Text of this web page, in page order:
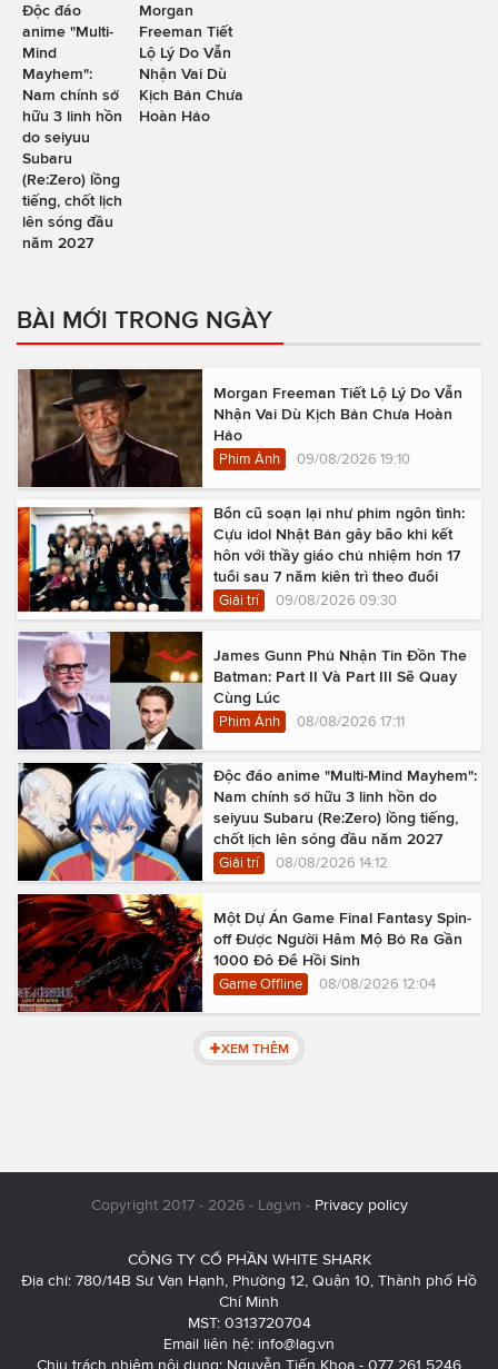
Độc đáo
anime "Multi-
Mind
Mayhem":
Nam chính sở
hữu 3 linh hồn
do seiyuu
Subaru
(Re:Zero) lồng
tiếng, chốt lịch
lên sóng đầu
năm 2027
Morgan
Freeman Tiết
Lộ Lý Do Vẫn
Nhận Vai Dù
Kịch Bản Chưa
Hoàn Hảo
BÀI MỚI TRONG NGÀY
Morgan Freeman Tiết Lộ Lý Do Vẫn
Nhận Vai Dù Kịch Bản Chưa Hoàn
Hảo
Phim Ảnh 09/08/2026 19:10
Bổn cũ soạn lại như phim ngôn tình:
Cựu idol Nhật Bản gây bão khi kết
hôn với thầy giáo chủ nhiệm hơn 17
tuổi sau 7 năm kiên trì theo đuổi
Giải trí 09/08/2026 09:30
James Gunn Phủ Nhận Tin Đồn The
Batman: Part II Và Part III Sẽ Quay
Cùng Lúc
Phim Ảnh 08/08/2026 17:11
Độc đáo anime "Multi-Mind Mayhem":
Nam chính sở hữu 3 linh hồn do
seiyuu Subaru (Re:Zero) lồng tiếng,
chốt lịch lên sóng đầu năm 2027
Giải trí 08/08/2026 14:12
Một Dự Án Game Final Fantasy Spin-
off Được Người Hâm Mộ Bỏ Ra Gần
1000 Đô Để Hồi Sinh
Game Offline 08/08/2026 12:04
XEM THÊM
Copyright 2017 - 2026 - Lag.vn - Privacy policy
CÔNG TY CỔ PHẦN WHITE SHARK
Địa chỉ: 780/14B Sư Vạn Hạnh, Phường 12, Quận 10, Thành phố Hồ
Chí Minh
MST: 0313720704
Email liên hệ: info@lag.vn
Chịu trách nhiệm nội dung: Nguyễn Tiến Khoa - 077 261 5246